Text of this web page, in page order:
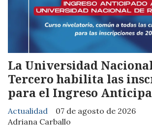
La Universidad
Tercero habilita las
para el Ingreso
Adriana Carballo
Actualidad 07 de agosto de 2026